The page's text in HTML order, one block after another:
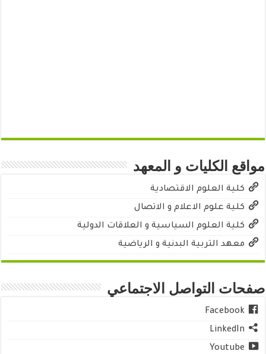
مواقع الكليات و المعهد
كلية العلوم الاقتصادية
كلية علوم الاعلام و الاتصال
كلية العلوم السياسية و العلاقات الدولية
معهد التربية البدنية و الرياضية
صفحات التواصل الاجتماعي
Facebook
LinkedIn
Youtube